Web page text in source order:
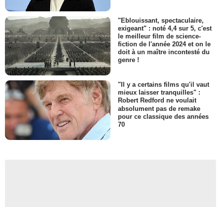
"Eblouissant, spectaculaire,
exigeant" : noté 4,4 sur 5, c'est
le meilleur film de science-
fiction de l'année 2024 et on le
doit à un maître incontesté du
genre !
"Il y a certains films qu'il vaut
mieux laisser tranquilles" :
Robert Redford ne voulait
absolument pas de remake
pour ce classique des années
70